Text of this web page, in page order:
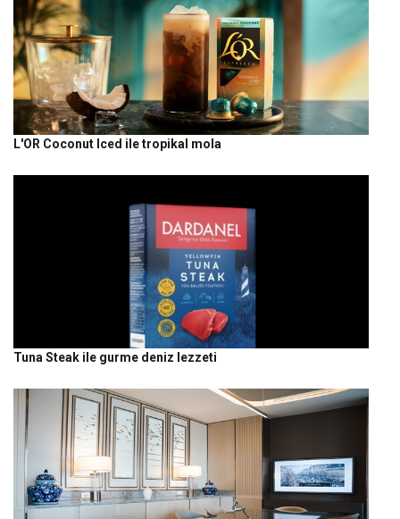
L'OR Coconut Iced ile tropikal mola
Tuna Steak ile gurme deniz lezzeti